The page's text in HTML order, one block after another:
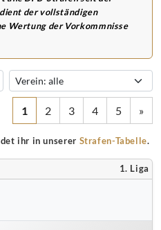
der vollständigen
Wertung der Vorkommnisse
1 2 3 4 5 »
ihr in unserer Strafen-Tabelle.
1. Liga